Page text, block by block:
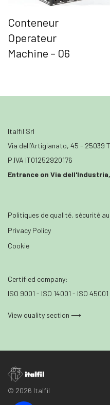
Conteneur
Operateur
Machine – 06
Italfil Srl
Via dell’Artigianato, 45 - 25039
P.IVA IT01252920176
Entrance on Via
Politiques de qualité, sécurité
Privacy Policy
Cookie
Certified company:
ISO 9001 - ISO 14001 - ISO
View quality section ⟶
© 2026 Italfil